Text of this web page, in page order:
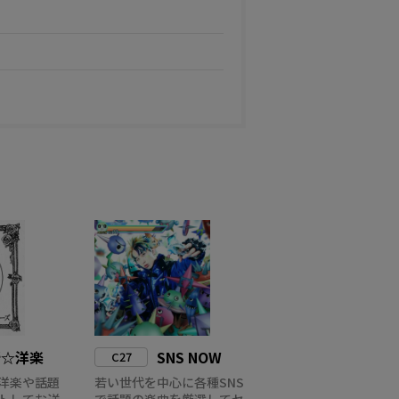
洋楽
楽や話題
C27 SNS NOW
若い世代を中心に各種SNS